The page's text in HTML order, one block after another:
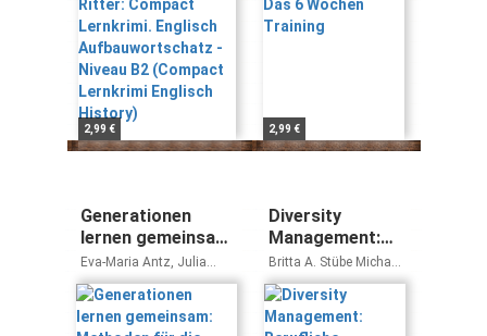
- Niveau B2
(Compact
Lernkrimi Englisch
History)
2,99 € 2,99 €
Generationen
lernen gemeinsam:
Methoden für die
intergenerationelle
Bildungsarbeit (EB
spezial)
Eva-Maria Antz, Julia
Franz, Norbert Frieters,
Annette Scheunpflug
Diversity
Management:
Berufliche
Weiterbildung im
demografischen
Wandel
Britta A. Stübe Michael
Gessler